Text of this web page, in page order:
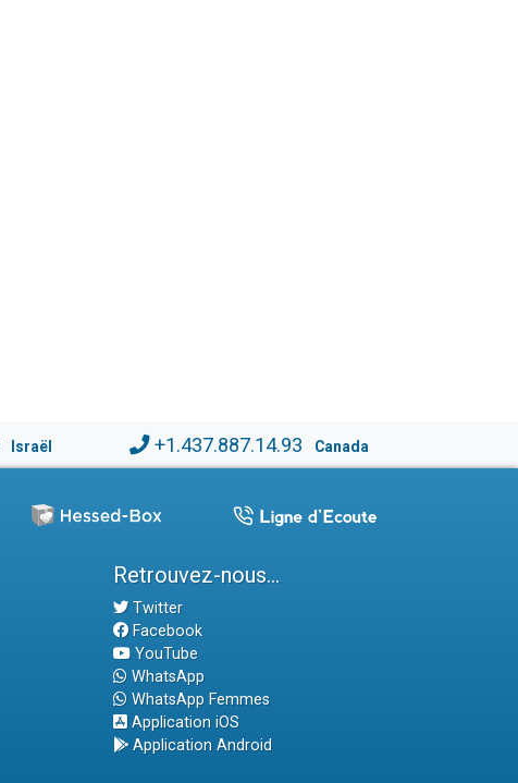
Israël +1.437.887.14.93 Canada
Retrouvez-nous...
Twitter
Facebook
YouTube
WhatsApp
WhatsApp Femmes
Application iOS
Application Android